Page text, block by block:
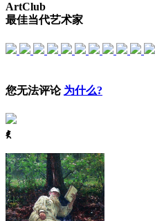
ArtClub
最佳当代艺术家
您无法评论 为什么?
ꈅ